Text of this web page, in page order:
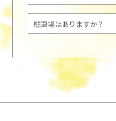
駐車場はありますか？